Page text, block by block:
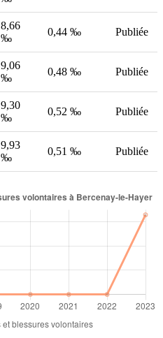
8,66
‰
0,44 ‰ Publiée
9,06
‰
0,48 ‰ Publiée
9,30
‰
0,52 ‰ Publiée
9,93
‰
0,51 ‰ Publiée